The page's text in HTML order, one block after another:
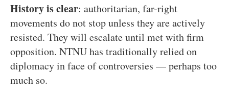
History is clear: authoritarian, far-right
movements do not stop unless they are actively
resisted. They will escalate until met with firm
opposition. NTNU has traditionally relied on
diplomacy in face of controversies — perhaps too
much so.